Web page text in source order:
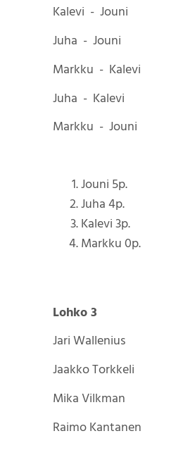
Kalevi -
Juha -
Markku -
Juha -
Markku -
Jouni 5p.
Juha 4p.
Kalevi 3p.
Markku 0p.
Lohko 3
Jari Wallenius
Jaakko Torkkeli
Mika Vilkman
Raimo Kantanen